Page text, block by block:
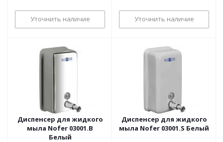
Уточнить наличие Уточнить наличие
Диспенсер для жидкого
мыла Nofer 03001.B
Белый
Диспенсер для жидкого
мыла Nofer 03001.S Белый